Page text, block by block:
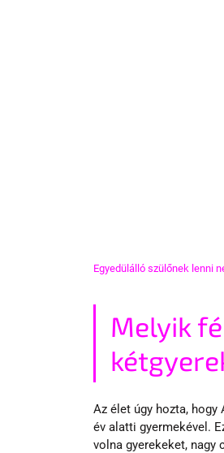
Egyedülálló szülőnek lenni
Melyik
Az élet úgy hozta, hogy
év alatti gyermekével.
volna gyerekeket, nagy